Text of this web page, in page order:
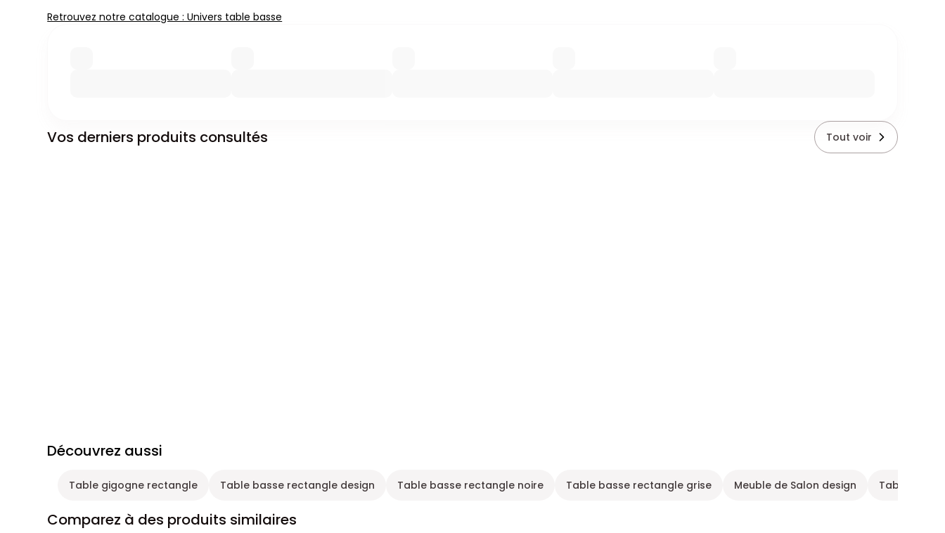
Retrouvez notre catalogue : Univers table basse
Vos derniers produits consultés Tout voir
Découvrez aussi
Table gigogne rectangle Table basse rectangle design Table basse rectangle noire Table basse rectangle grise Meuble de Salon design Table
Comparez à des produits similaires